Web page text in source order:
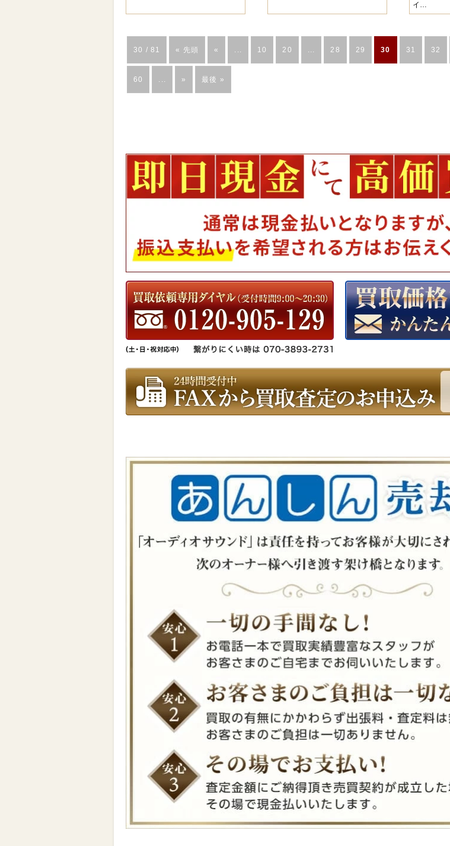
イ…
30 / 81 « 先頭 « ... 10 20 ... 28 29 30 31 32
60 ... » 最後 »